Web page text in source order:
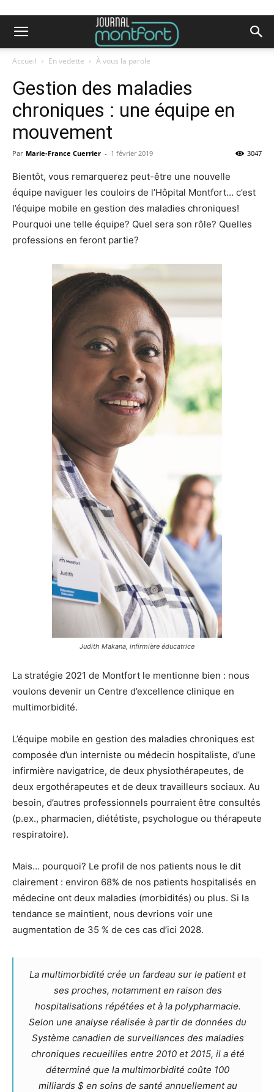
Accueil En vedette À vous la parole
Gestion des maladies
chroniques : une équipe en
mouvement
Par Marie-France Cuerrier - 1 février 2019 3047
Bientôt, vous remarquerez peut-être une nouvelle
équipe naviguer les couloirs de l’Hôpital Montfort… c’est
l’équipe mobile en gestion des maladies chroniques!
Pourquoi une telle équipe? Quel sera son rôle? Quelles
professions en feront partie?
Judith Makana, infirmière éducatrice
La stratégie 2021 de Montfort le mentionne bien : nous
voulons devenir un Centre d’excellence clinique en
multimorbidité.
L’équipe mobile en gestion des maladies chroniques est
composée d’un interniste ou médecin hospitaliste, d’une
infirmière navigatrice, de deux physiothérapeutes, de
deux ergothérapeutes et de deux travailleurs sociaux. Au
besoin, d’autres professionnels pourraient être consultés
(p.ex., pharmacien, diététiste, psychologue ou thérapeute
respiratoire).
Mais… pourquoi? Le profil de nos patients nous le dit
clairement : environ 68% de nos patients hospitalisés en
médecine ont deux maladies (morbidités) ou plus. Si la
tendance se maintient, nous devrions voir une
augmentation de 35 % de ces cas d’ici 2028.
La multimorbidité crée un fardeau sur le patient et
ses proches, notamment en raison des
hospitalisations répétées et à la polypharmacie.
Selon une analyse réalisée à partir de données du
Système canadien de surveillances des maladies
chroniques recueillies entre 2010 et 2015, il a été
déterminé que la multimorbidité coûte 100
milliards $ en soins de santé annuellement au